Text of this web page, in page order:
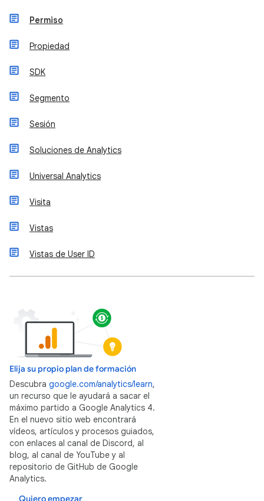
Permiso
Propiedad
SDK
Segmento
Sesión
Soluciones de Analytics
Universal Analytics
Visita
Vistas
Vistas de User ID
Elija su propio plan de formación
Descubra google.com/analytics/learn,
un recurso que le ayudará a sacar el
máximo partido a Google Analytics 4.
En el nuevo sitio web encontrará
vídeos, artículos y procesos guiados,
con enlaces al canal de Discord, al
blog, al canal de YouTube y al
repositorio de GitHub de Google
Analytics.
Quiero empezar